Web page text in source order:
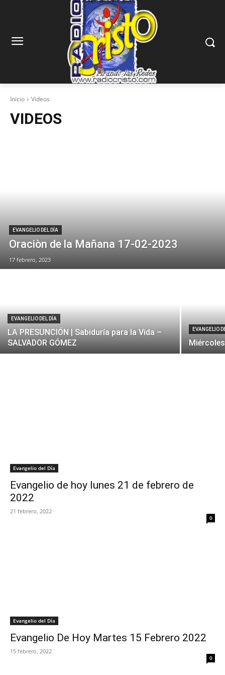
Inicio Videos
VIDEOS
EVANGELIO DEL DÍA
Oraciòn de la Mañana 17-02-2023
17 febrero, 2023
EVANGELIO DEL DÍA
LA PRESUNCIÓN | Sabiduría para la Vida –
SALVADOR GÓMEZ
EVANGELIO
Evangelio del Día
Evangelio de hoy lunes 21 de febrero de
2022
21 febrero, 2022
0
Evangelio del Día
Evangelio De Hoy Martes 15 Febrero 2022
15 febrero, 2022
0